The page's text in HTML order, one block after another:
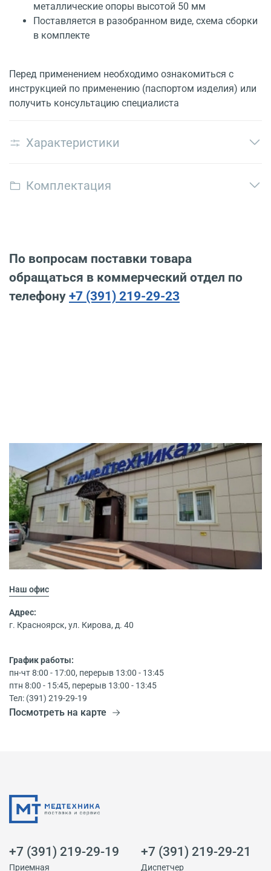
металлические опоры высотой 50 мм
Поставляется в разобранном виде, схема сборки
в комплекте
Перед применением необходимо ознакомиться с
инструкцией по применению (паспортом изделия) или
получить консультацию специалиста
Характеристики
Комплектация
По вопросам поставки товара
обращаться в коммерческий отдел по
телефону +7 (391) 219-29-23
Наш офис
Адрес:
г. Красноярск, ул. Кирова, д. 40
График работы:
пн-чт 8:00 - 17:00, перерыв 13:00 - 13:45
птн 8:00 - 15:45, перерыв 13:00 - 13:45
Тел: (391) 219-29-19
Посмотреть на карте
+7 (391) 219-29-19
Приемная
+7 (391) 219-29-21
Диспетчер